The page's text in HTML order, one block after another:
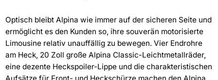
Optisch bleibt Alpina wie immer auf der sicheren Seite und
ermöglicht es den Kunden so, ihre souverän motorisierte
Limousine relativ unauffällig zu bewegen. Vier Endrohre
am Heck, 20 Zoll große Alpina Classic-Leichtmetallräder,
eine dezente Heckspoiler-Lippe und die charakteristischen
Aufsätze für Front- und Heckschürze machen den Alpina